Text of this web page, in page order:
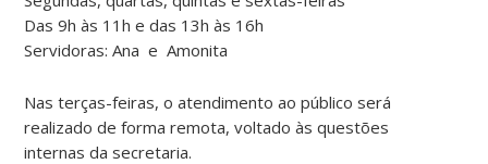
Das 9h às 11h e das 13h às 16h
Servidoras: Ana e Amonita
Nas terças-feiras, o atendimento ao público será
realizado de forma remota, voltado às questões
internas da secretaria.